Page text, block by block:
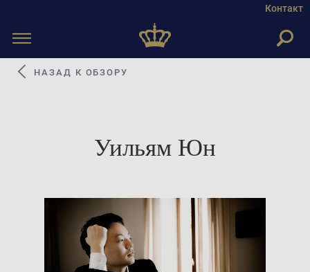
Контакт
Toggle
Уильям Юн
НАЗАД К ОБЗОРУ